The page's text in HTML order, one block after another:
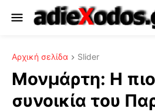
Αρχική σελίδα Slider
Μονμάρτη: Η
συνοικία του